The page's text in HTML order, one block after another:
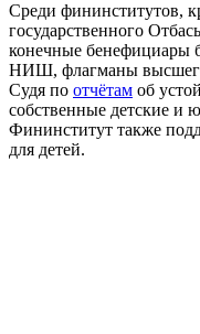
Среди фининститутов,
государственного
конечные бенефициары
НИШ, флагманы высшего
Судя по отчётам об
собственные детские
Фининститут также
для детей.